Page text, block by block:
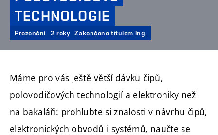
TECHNOLOGIE
Prezenční 2 roky Zakončeno titulem Ing.
Máme pro vás ještě větší dávku čipů,
polovodičových technologií a elektroniky než
na bakaláři: prohlubte si znalosti v návrhu čipů,
elektronických obvodů i systémů, naučte se